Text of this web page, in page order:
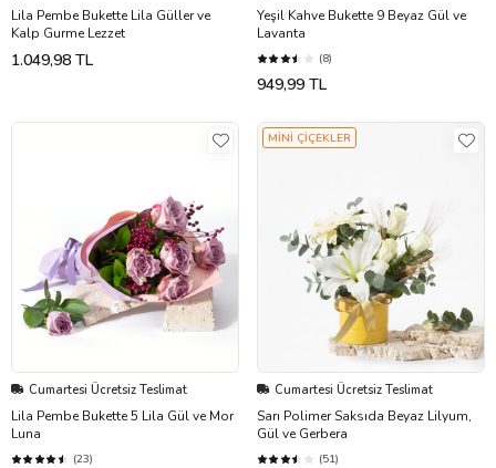
Lila Pembe Bukette Lila Güller ve
Kalp Gurme Lezzet
1.049,98 TL
Yeşil Kahve Bukette 9 Beyaz Gül ve
Lavanta
(8)
949,99 TL
Cumartesi Ücretsiz Teslimat
Lila Pembe Bukette 5 Lila Gül ve Mor
Luna
(23)
MİNİ ÇİÇEKLER
Cumartesi Ücretsiz Teslimat
Sarı Polimer Saksıda Beyaz Lilyum,
Gül ve Gerbera
(51)